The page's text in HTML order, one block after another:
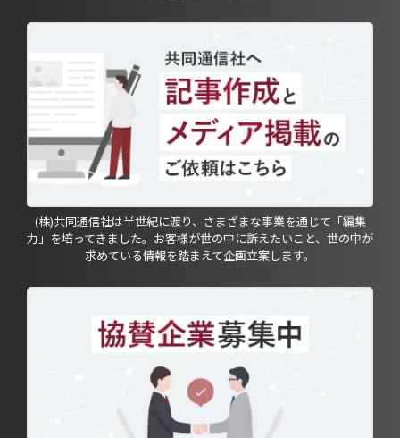
(株)共同通信社は半世紀に渡り、さまざまな事業を通じて「編集
力」を培ってきました。お客様が世の中に訴えたいこと、世の中が
求めている情報を踏まえて企画立案します。